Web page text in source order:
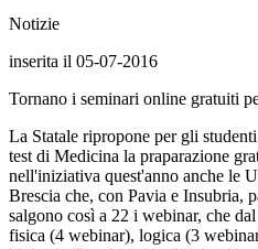
Notizie
inserita il 05-07-2016
Tornano i seminari online gratuiti
La Statale ripropone per gli
test di Medicina la praparazione
nell'iniziativa quest'anno anche le
Brescia che, con Pavia e Insubria,
salgono così a 22 i webinar, che
fisica (4 webinar), logica (3